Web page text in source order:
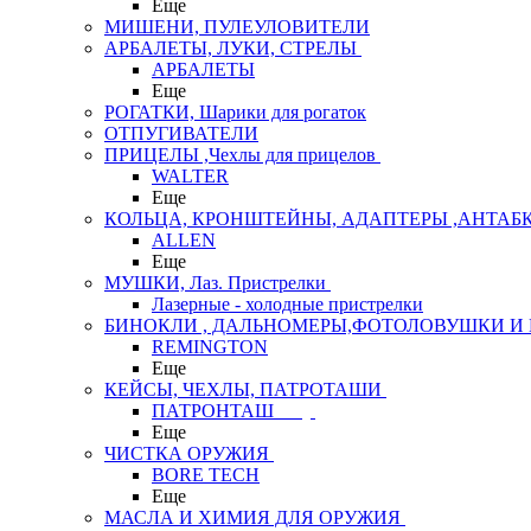
Еще
МИШЕНИ, ПУЛЕУЛОВИТЕЛИ
АРБАЛЕТЫ, ЛУКИ, СТРЕЛЫ
АРБАЛЕТЫ
Еще
РОГАТКИ, Шарики для рогаток
ОТПУГИВАТЕЛИ
ПРИЦЕЛЫ ,Чехлы для прицелов
WALTER
Еще
КОЛЬЦА, КРОНШТЕЙНЫ, АДАПТЕРЫ
ALLEN
Еще
МУШКИ, Лаз. Пристрелки
Лазерные - холодные пристрелки
БИНОКЛИ , ДАЛЬНОМЕРЫ,ФОТОЛОВУШКИ И
REMINGTON
Еще
КЕЙСЫ, ЧЕХЛЫ, ПАТРОТАШИ
ПАТРОНТАШ
Еще
ЧИСТКА ОРУЖИЯ
BORE TECH
Еще
МАСЛА И ХИМИЯ ДЛЯ ОРУЖИЯ